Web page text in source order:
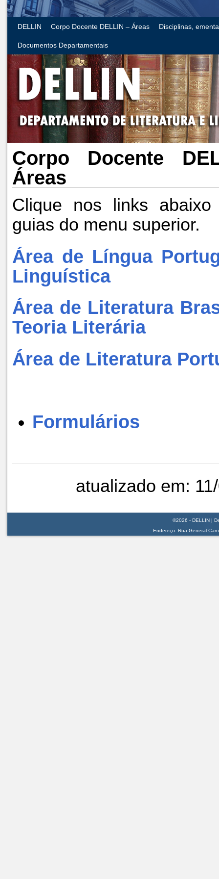
DELLIN Corpo Docente DELLIN – Áreas Disciplinas,
Documentos Departamentais
Corpo Docente
Áreas
Clique nos links
guias do menu superior.
Área de Língua
Linguística
Área de Literatura
Teoria Literária
Área de Literatura
Formulários
atualizado em:
©2026 - DELLIN |
Endereço: Rua General